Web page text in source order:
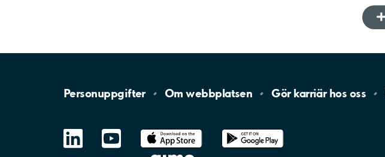
Personuppgifter Omwebbplatsen Gör karriär hos oss